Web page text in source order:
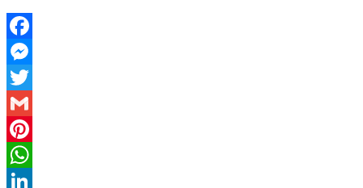
Facebook
Messenger
Twitter
Gmail
Pinterest
WhatsApp